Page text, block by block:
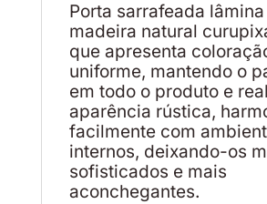
Porta sarrafeada
madeira natural
que apresenta
uniforme, mantendo o
em todo o produto e
aparência rústica,
facilmente com
internos, deixando-os
sofisticados e mais
aconchegantes.